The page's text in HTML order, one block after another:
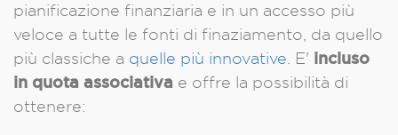
pianificazione finanziaria e in un accesso più
veloce a tutte le fonti di finaziamento, da quello
più classiche a quelle più innovative . E' incluso
in quota associativa e offre la possibilità di
ottenere: